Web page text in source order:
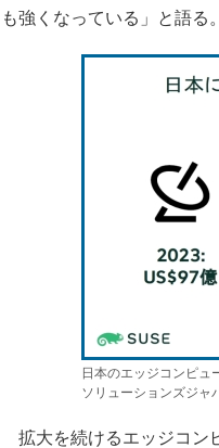
も強くなっている」と語る。
日本のエッジコンピュ
ソリューションズジャ
拡大を続けるエッジコン